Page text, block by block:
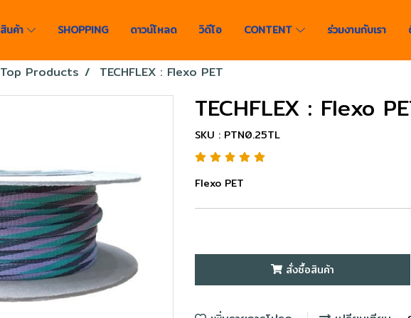
สินค้า SHOPPING ดาวน์โหลด วิดีโอ CONTENT ร่วมงานกับเรา
Top Products TECHFLEX : Flexo PET
TECHFLEX : Flexo
SKU : PTN0.25TL
Flexo PET
สั่งซื้อสินค้า